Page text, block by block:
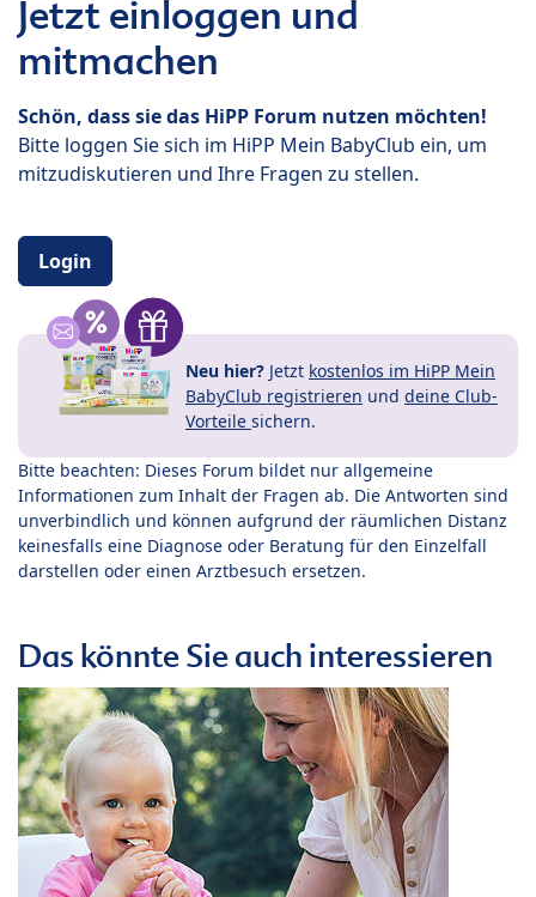
Jetzt einloggen und
mitmachen
Schön, dass sie das HiPP Forum nutzen möchten!
Bitte loggen Sie sich im HiPP Mein BabyClub ein, um
mitzudiskutieren und Ihre Fragen zu stellen.
Login
Neu hier? Jetzt kostenlos im HiPP Mein
BabyClub registrieren und deine Club-
Vorteile sichern.
Bitte beachten: Dieses Forum bildet nur allgemeine
Informationen zum Inhalt der Fragen ab. Die Antworten sind
unverbindlich und können aufgrund der räumlichen Distanz
keinesfalls eine Diagnose oder Beratung für den Einzelfall
darstellen oder einen Arztbesuch ersetzen.
Das könnte Sie auch interessieren